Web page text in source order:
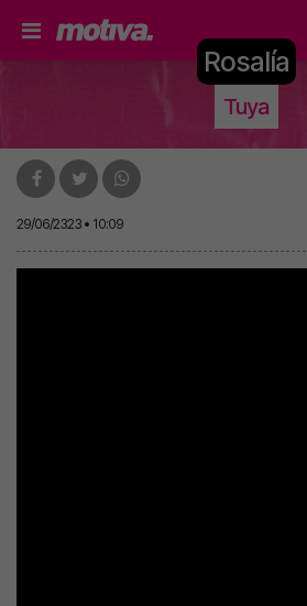
Rosalía
Tuya
29/06/2323 • 10:09